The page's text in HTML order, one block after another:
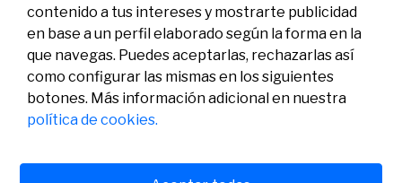
Legal
Aviso legal
Política de privacidad
Actividad
Convocatorias
Premios
Social
contenido a tus intereses y mostrarte publicidad
en base a un perfil elaborado según la forma en la
que navegas. Puedes aceptarlas, rechazarlas así
como configurar las mismas en los siguientes
botones. Más información adicional en nuestra
política de cookies.